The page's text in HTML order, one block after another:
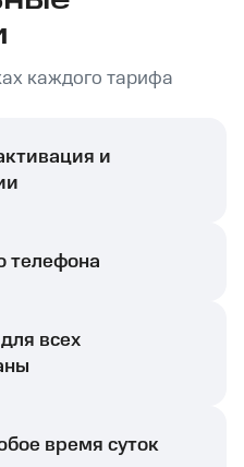
каждого тарифа
и
телефона
всех
время суток